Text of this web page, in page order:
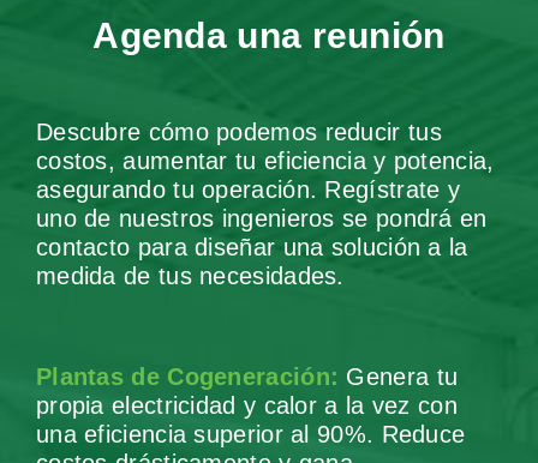
Agenda una reunión
Descubre cómo podemos reducir tus
costos, aumentar tu eficiencia y potencia,
asegurando tu operación. Regístrate y
uno de nuestros ingenieros se pondrá en
contacto para diseñar una solución a la
medida de tus necesidades.
Plantas de Cogeneración: Genera tu
propia electricidad y calor a la vez con
una eficiencia superior al 90%. Reduce